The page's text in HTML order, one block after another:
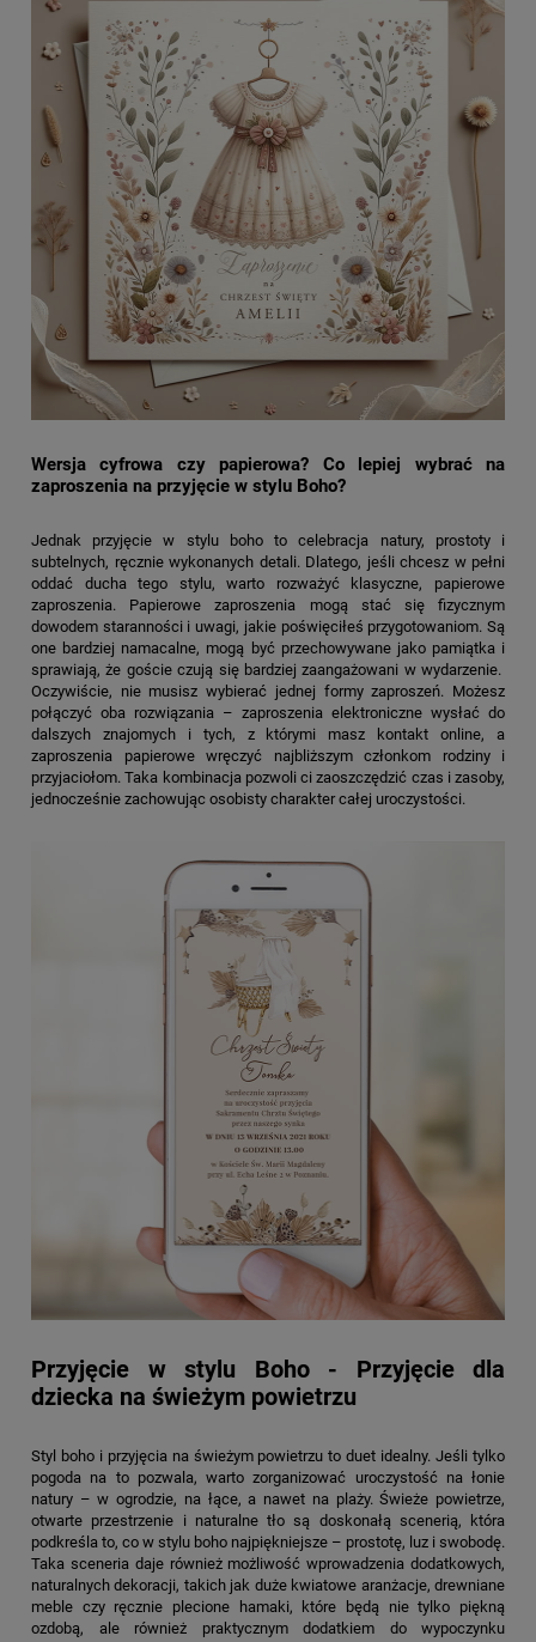
Wersja cyfrowa czy papierowa? Co lepiej wybrać na
zaproszenia na przyjęcie w stylu Boho?
Jednak przyjęcie w stylu boho to celebracja natury, prostoty i
subtelnych, ręcznie wykonanych detali. Dlatego, jeśli chcesz w pełni
oddać ducha tego stylu, warto rozważyć klasyczne, papierowe
zaproszenia. Papierowe zaproszenia mogą stać się fizycznym
dowodem staranności i uwagi, jakie poświęciłeś przygotowaniom. Są
one bardziej namacalne, mogą być przechowywane jako pamiątka i
sprawiają, że goście czują się bardziej zaangażowani w wydarzenie.
Oczywiście, nie musisz wybierać jednej formy zaproszeń. Możesz
połączyć oba rozwiązania – zaproszenia elektroniczne wysłać do
dalszych znajomych i tych, z którymi masz kontakt online, a
zaproszenia papierowe wręczyć najbliższym członkom rodziny i
przyjaciołom. Taka kombinacja pozwoli ci zaoszczędzić czas i zasoby,
jednocześnie zachowując osobisty charakter całej uroczystości.
Przyjęcie w stylu Boho - Przyjęcie dla
dziecka na świeżym powietrzu
Styl boho i przyjęcia na świeżym powietrzu to duet idealny. Jeśli tylko
pogoda na to pozwala, warto zorganizować uroczystość na łonie
natury – w ogrodzie, na łące, a nawet na plaży. Świeże powietrze,
otwarte przestrzenie i naturalne tło są doskonałą scenerią, która
podkreśla to, co w stylu boho najpiękniejsze – prostotę, luz i swobodę.
Taka sceneria daje również możliwość wprowadzenia dodatkowych,
naturalnych dekoracji, takich jak duże kwiatowe aranżacje, drewniane
meble czy ręcznie plecione hamaki, które będą nie tylko piękną
ozdobą, ale również praktycznym dodatkiem do wypoczynku